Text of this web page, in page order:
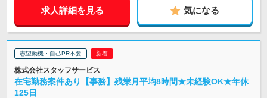
求人詳細を見る 気になる
志望動機・自己PR不要
株式会社スタッフサービス
在宅勤務案件あり【事務】残業月平均8時間★未経験OK★年休
125日